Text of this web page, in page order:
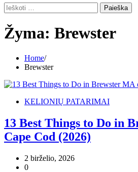
Ieškoti:
Žyma: Brewster
Home
Brewster
KELIONIŲ PATARIMAI
13 Best Things to Do in
Cape Cod (2026)
2 birželio, 2026
0